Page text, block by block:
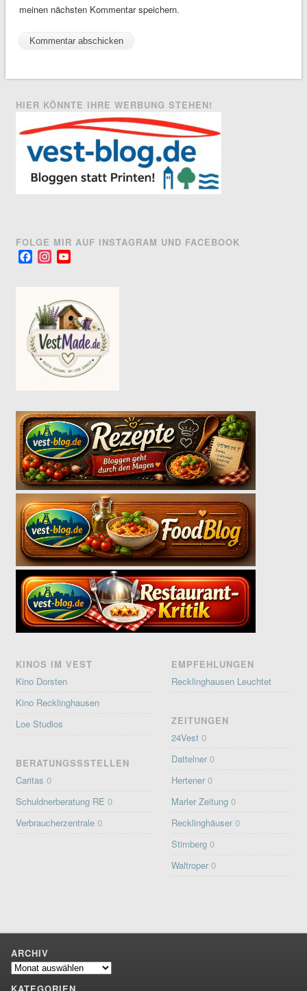
meinen nächsten Kommentar speichern.
HIER KÖNNTE IHRE WERBUNG STEHEN!
FOLGE MIR AUF INSTAGRAM UND FACEBOOK
FacebookInstagram
KINOS IM VEST
Kino Dorsten
Kino Recklinghausen
Loe Studios
BERATUNGSSSTELLEN
Caritas 0
Schuldnerberatung RE 0
Verbraucherzentrale 0
EMPFEHLUNGEN
Recklinghausen Leuchtet
ZEITUNGEN
24Vest 0
Dattelner 0
Hertener 0
Marler Zeitung 0
Recklinghäuser 0
Stimberg 0
Waltroper 0
ARCHIV
Archiv
KATEGORIEN